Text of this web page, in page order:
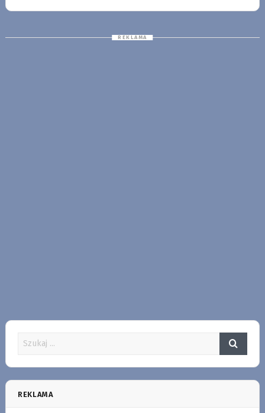
REKLAMA